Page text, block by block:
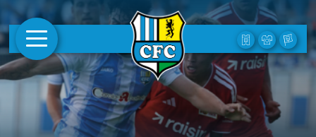
AKTUELLES
1. MANNSCHAFT